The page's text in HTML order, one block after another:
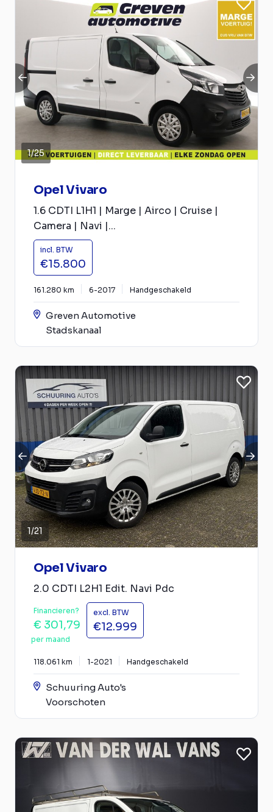
1/25
Opel Vivaro
1.6 CDTI L1H1 | Marge | Airco | Cruise |
Camera | Navi |...
incl. BTW
€15.800
161.280 km 6-2017 Handgeschakeld
Greven Automotive
Stadskanaal
1/21
Opel Vivaro
2.0 CDTI L2H1 Edit. Navi Pdc
Financieren?
€ 301,79
per maand
excl. BTW
€12.999
118.061 km 1-2021 Handgeschakeld
Schuuring Auto's
Voorschoten